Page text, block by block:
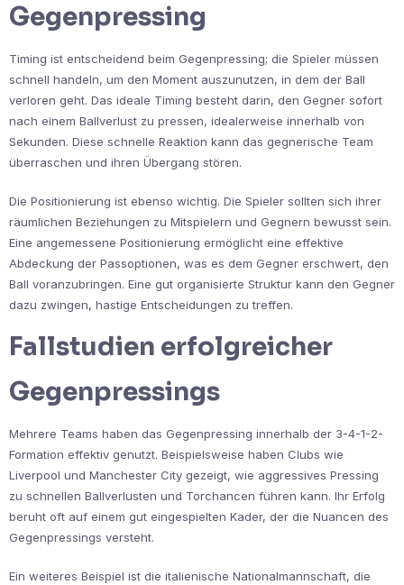
Gegenpressing
Timing ist entscheidend beim Gegenpressing; die Spieler müssen
schnell handeln, um den Moment auszunutzen, in dem der Ball
verloren geht. Das ideale Timing besteht darin, den Gegner sofort
nach einem Ballverlust zu pressen, idealerweise innerhalb von
Sekunden. Diese schnelle Reaktion kann das gegnerische Team
überraschen und ihren Übergang stören.
Die Positionierung ist ebenso wichtig. Die Spieler sollten sich ihrer
räumlichen Beziehungen zu Mitspielern und Gegnern bewusst sein.
Eine angemessene Positionierung ermöglicht eine effektive
Abdeckung der Passoptionen, was es dem Gegner erschwert, den
Ball voranzubringen. Eine gut organisierte Struktur kann den Gegner
dazu zwingen, hastige Entscheidungen zu treffen.
Fallstudien erfolgreicher
Gegenpressings
Mehrere Teams haben das Gegenpressing innerhalb der 3-4-1-2-
Formation effektiv genutzt. Beispielsweise haben Clubs wie
Liverpool und Manchester City gezeigt, wie aggressives Pressing
zu schnellen Ballverlusten und Torchancen führen kann. Ihr Erfolg
beruht oft auf einem gut eingespielten Kader, der die Nuancen des
Gegenpressings versteht.
Ein weiteres Beispiel ist die italienische Nationalmannschaft, die